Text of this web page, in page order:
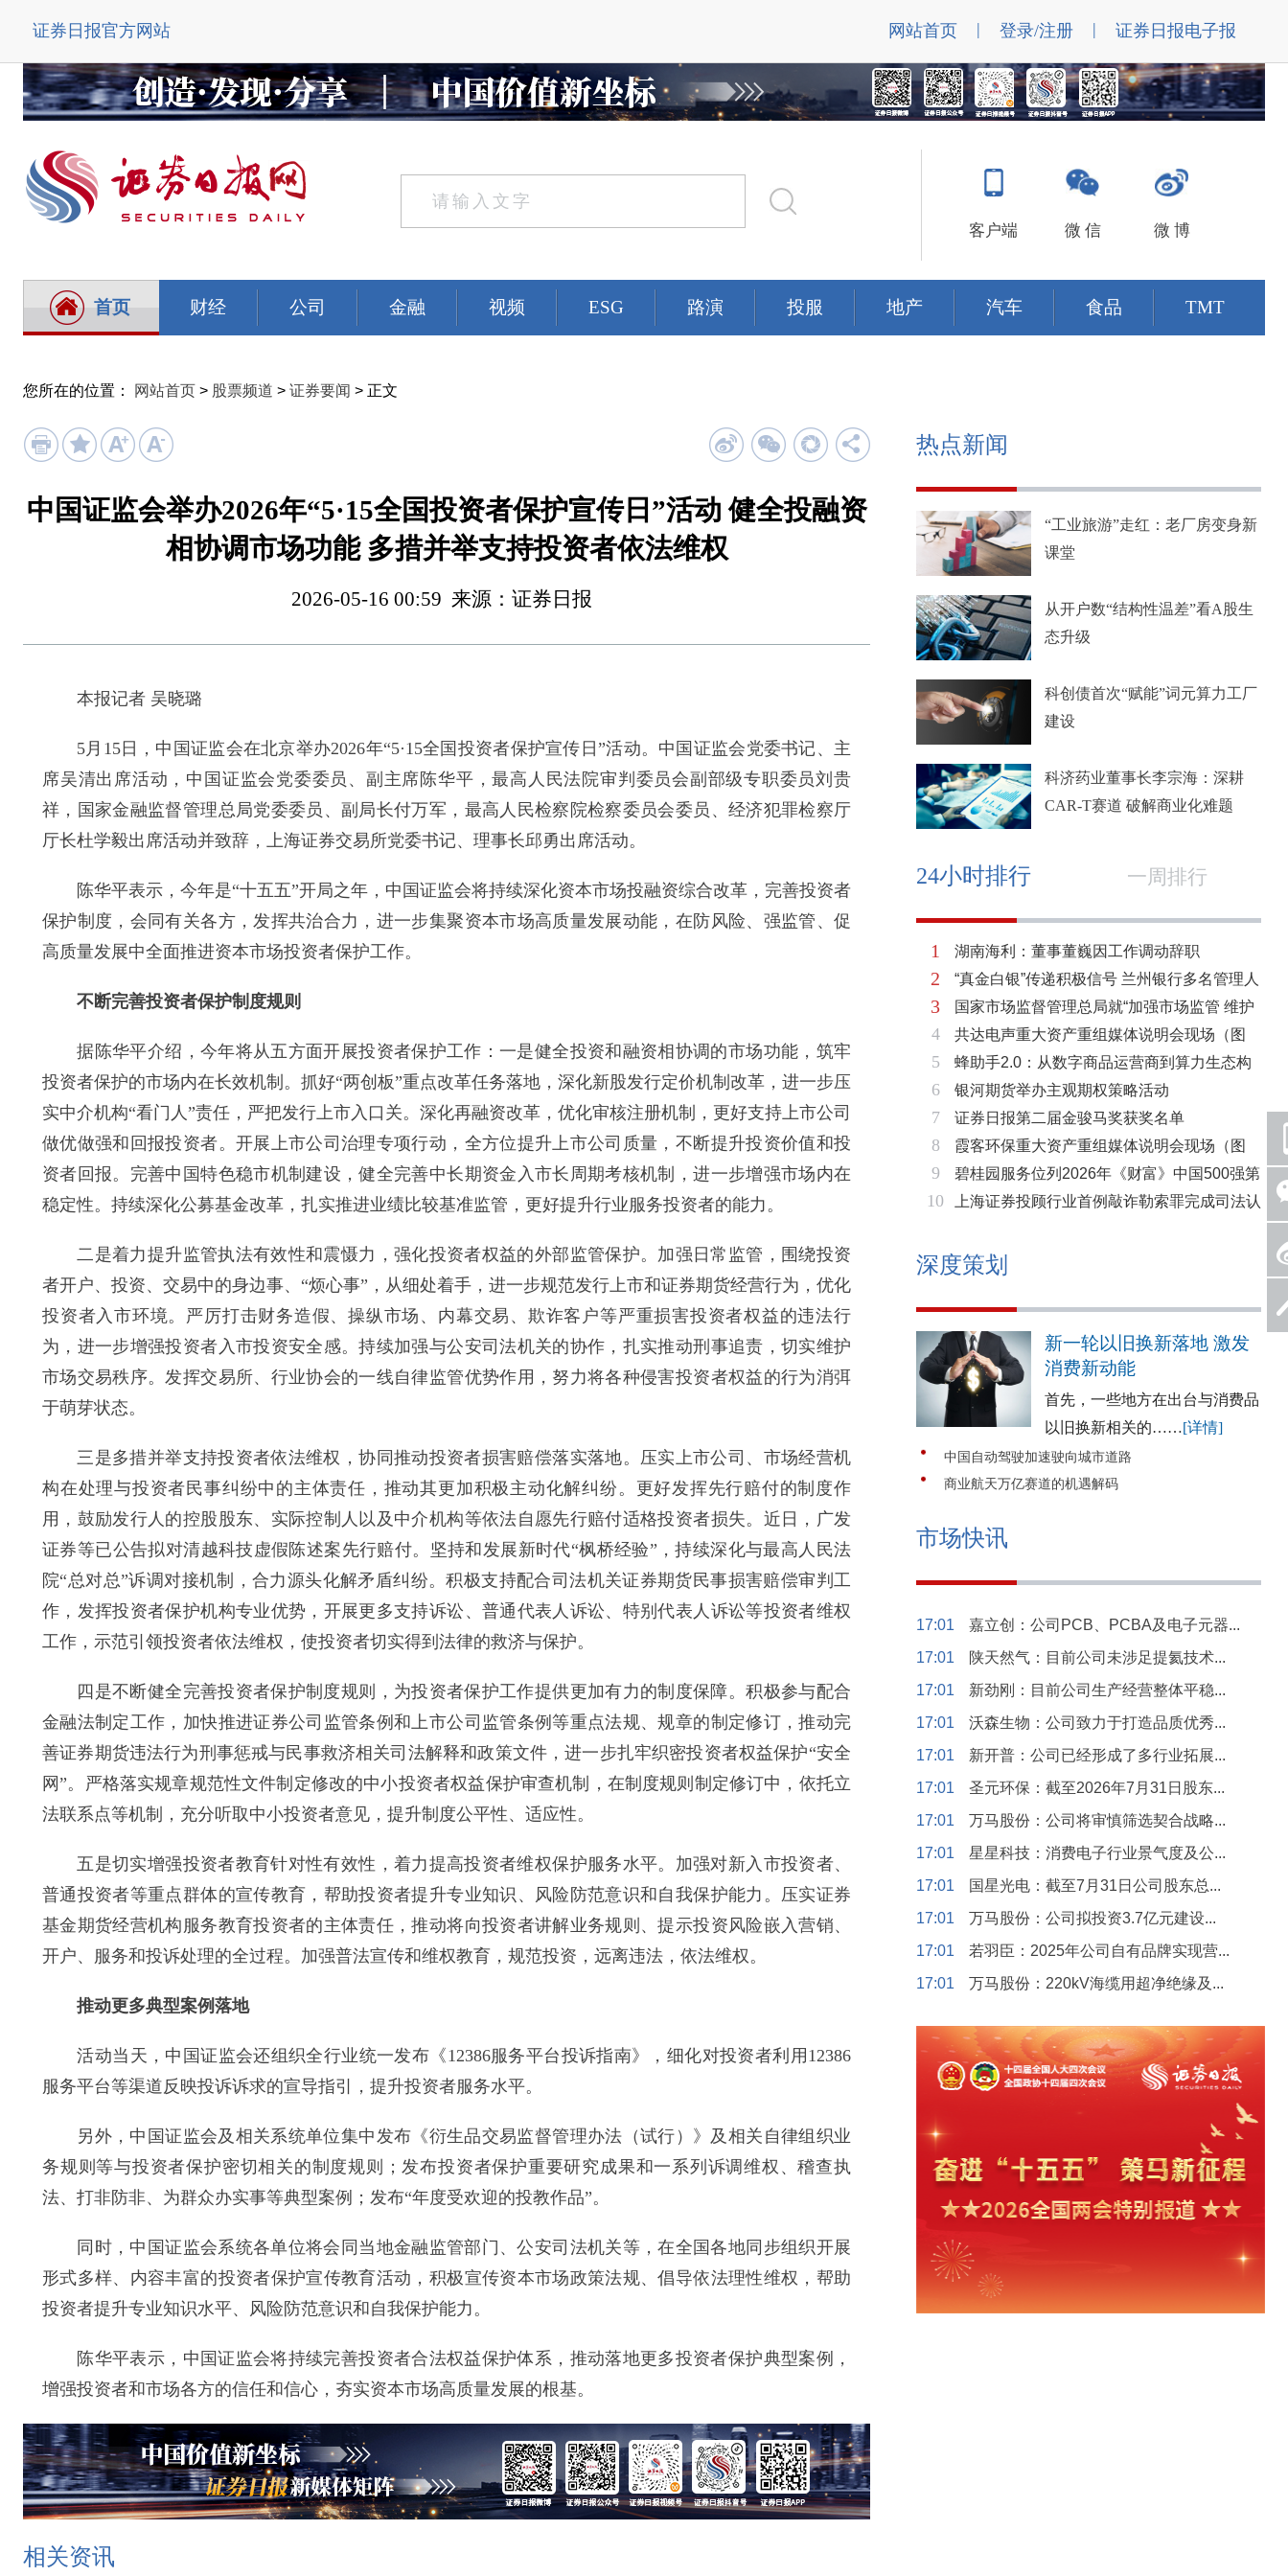
证券日报官方网站 网站首页 | 登录/注册 | 证券日报电子报
客户端 微 信 微 博
首页 财经 公司 金融 视频 ESG 路演 投服 地产 汽车 食品 TMT
您所在的位置： 网站首页 > 股票频道 > 证券要闻 > 正文
中国证监会举办2026年“5·15全国投资者保护宣传日”活动 健全投融资
相协调市场功能 多措并举支持投资者依法维权
2026-05-16 00:59 来源：证券日报
本报记者 吴晓璐
5月15日，中国证监会在北京举办2026年“5·15全国投资者保护宣传日”活动。中国证监会党委书记、主
席吴清出席活动，中国证监会党委委员、副主席陈华平，最高人民法院审判委员会副部级专职委员刘贵
祥，国家金融监督管理总局党委委员、副局长付万军，最高人民检察院检察委员会委员、经济犯罪检察厅
厅长杜学毅出席活动并致辞，上海证券交易所党委书记、理事长邱勇出席活动。
陈华平表示，今年是“十五五”开局之年，中国证监会将持续深化资本市场投融资综合改革，完善投资者
保护制度，会同有关各方，发挥共治合力，进一步集聚资本市场高质量发展动能，在防风险、强监管、促
高质量发展中全面推进资本市场投资者保护工作。
不断完善投资者保护制度规则
据陈华平介绍，今年将从五方面开展投资者保护工作：一是健全投资和融资相协调的市场功能，筑牢
投资者保护的市场内在长效机制。抓好“两创板”重点改革任务落地，深化新股发行定价机制改革，进一步压
实中介机构“看门人”责任，严把发行上市入口关。深化再融资改革，优化审核注册机制，更好支持上市公司
做优做强和回报投资者。开展上市公司治理专项行动，全方位提升上市公司质量，不断提升投资价值和投
资者回报。完善中国特色稳市机制建设，健全完善中长期资金入市长周期考核机制，进一步增强市场内在
稳定性。持续深化公募基金改革，扎实推进业绩比较基准监管，更好提升行业服务投资者的能力。
二是着力提升监管执法有效性和震慑力，强化投资者权益的外部监管保护。加强日常监管，围绕投资
者开户、投资、交易中的身边事、“烦心事”，从细处着手，进一步规范发行上市和证券期货经营行为，优化
投资者入市环境。严厉打击财务造假、操纵市场、内幕交易、欺诈客户等严重损害投资者权益的违法行
为，进一步增强投资者入市投资安全感。持续加强与公安司法机关的协作，扎实推动刑事追责，切实维护
市场交易秩序。发挥交易所、行业协会的一线自律监管优势作用，努力将各种侵害投资者权益的行为消弭
于萌芽状态。
三是多措并举支持投资者依法维权，协同推动投资者损害赔偿落实落地。压实上市公司、市场经营机
构在处理与投资者民事纠纷中的主体责任，推动其更加积极主动化解纠纷。更好发挥先行赔付的制度作
用，鼓励发行人的控股股东、实际控制人以及中介机构等依法自愿先行赔付适格投资者损失。近日，广发
证券等已公告拟对清越科技虚假陈述案先行赔付。坚持和发展新时代“枫桥经验”，持续深化与最高人民法
院“总对总”诉调对接机制，合力源头化解矛盾纠纷。积极支持配合司法机关证券期货民事损害赔偿审判工
作，发挥投资者保护机构专业优势，开展更多支持诉讼、普通代表人诉讼、特别代表人诉讼等投资者维权
工作，示范引领投资者依法维权，使投资者切实得到法律的救济与保护。
四是不断健全完善投资者保护制度规则，为投资者保护工作提供更加有力的制度保障。积极参与配合
金融法制定工作，加快推进证券公司监管条例和上市公司监管条例等重点法规、规章的制定修订，推动完
善证券期货违法行为刑事惩戒与民事救济相关司法解释和政策文件，进一步扎牢织密投资者权益保护“安全
网”。严格落实规章规范性文件制定修改的中小投资者权益保护审查机制，在制度规则制定修订中，依托立
法联系点等机制，充分听取中小投资者意见，提升制度公平性、适应性。
五是切实增强投资者教育针对性有效性，着力提高投资者维权保护服务水平。加强对新入市投资者、
普通投资者等重点群体的宣传教育，帮助投资者提升专业知识、风险防范意识和自我保护能力。压实证券
基金期货经营机构服务教育投资者的主体责任，推动将向投资者讲解业务规则、提示投资风险嵌入营销、
开户、服务和投诉处理的全过程。加强普法宣传和维权教育，规范投资，远离违法，依法维权。
推动更多典型案例落地
活动当天，中国证监会还组织全行业统一发布《12386服务平台投诉指南》，细化对投资者利用12386
服务平台等渠道反映投诉诉求的宣导指引，提升投资者服务水平。
另外，中国证监会及相关系统单位集中发布《衍生品交易监督管理办法（试行）》及相关自律组织业
务规则等与投资者保护密切相关的制度规则；发布投资者保护重要研究成果和一系列诉调维权、稽查执
法、打非防非、为群众办实事等典型案例；发布“年度受欢迎的投教作品”。
同时，中国证监会系统各单位将会同当地金融监管部门、公安司法机关等，在全国各地同步组织开展
形式多样、内容丰富的投资者保护宣传教育活动，积极宣传资本市场政策法规、倡导依法理性维权，帮助
投资者提升专业知识水平、风险防范意识和自我保护能力。
陈华平表示，中国证监会将持续完善投资者合法权益保护体系，推动落地更多投资者保护典型案例，
增强投资者和市场各方的信任和信心，夯实资本市场高质量发展的根基。
相关资讯
热点新闻
“工业旅游”走红：老厂房变身新
课堂
从开户数“结构性温差”看A股生
态升级
科创债首次“赋能”词元算力工厂
建设
科济药业董事长李宗海：深耕
CAR-T赛道 破解商业化难题
24小时排行 一周排行
1
2
3
4
5
6
7
8
9
10
湖南海利：董事董巍因工作调动辞职
“真金白银”传递积极信号 兰州银行多名管理人
员拟增持公司股份不低于600万元
国家市场监督管理总局就“加强市场监管 维护
市场秩序”答记者问
共达电声重大资产重组媒体说明会现场（图
片）
蜂助手2.0：从数字商品运营商到算力生态构
建者的跃迁
银河期货举办主观期权策略活动
证券日报第二届金骏马奖获奖名单
霞客环保重大资产重组媒体说明会现场（图
片）
碧桂园服务位列2026年《财富》中国500强第
321位 排名稳步上升彰显发展韧性
上海证券投顾行业首例敲诈勒索罪完成司法认
深度策划
新一轮以旧换新落地 激发
消费新动能
首先，一些地方在出台与消费品
以旧换新相关的……[详情]
中国自动驾驶加速驶向城市道路
商业航天万亿赛道的机遇解码
市场快讯
17:01
嘉立创：公司PCB、PCBA及电子元器...
17:01
陕天然气：目前公司未涉足提氦技术...
17:01
新劲刚：目前公司生产经营整体平稳...
17:01
沃森生物：公司致力于打造品质优秀...
17:01
新开普：公司已经形成了多行业拓展...
17:01
圣元环保：截至2026年7月31日股东...
17:01
万马股份：公司将审慎筛选契合战略...
17:01
星星科技：消费电子行业景气度及公...
17:01
国星光电：截至7月31日公司股东总...
17:01
万马股份：公司拟投资3.7亿元建设...
17:01
若羽臣：2025年公司自有品牌实现营...
17:01
万马股份：220kV海缆用超净绝缘及...